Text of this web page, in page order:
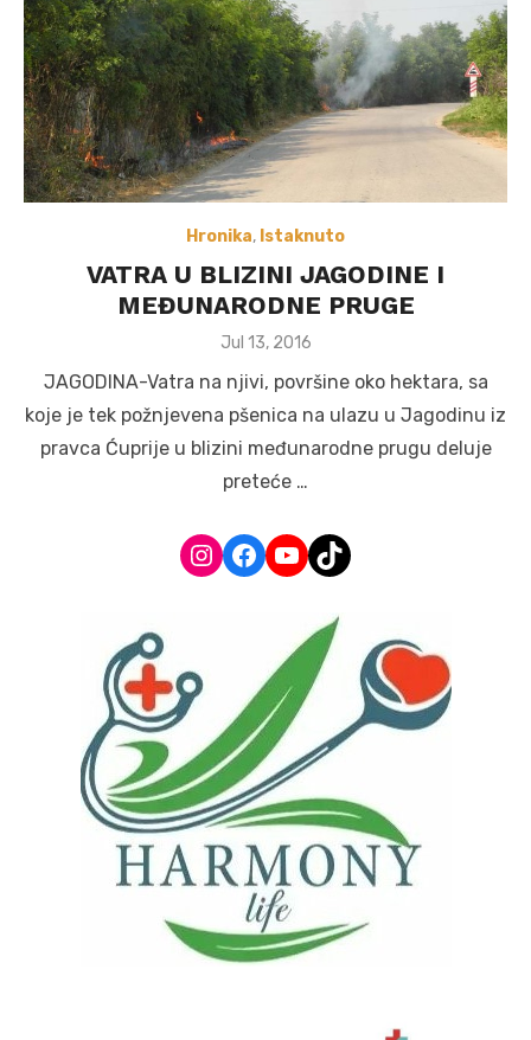
Hronika, Istaknuto
VATRA U BLIZINI JAGODINE I
MEĐUNARODNE PRUGE
Posted
Jul 13, 2016
JAGODINA-Vatra na njivi, površine oko hektara, sa
koje je tek požnjevena pšenica na ulazu u Jagodinu iz
pravca Ćuprije u blizini međunarodne prugu deluje
preteće …
Instagram
Facebook
YouTube
TikTok